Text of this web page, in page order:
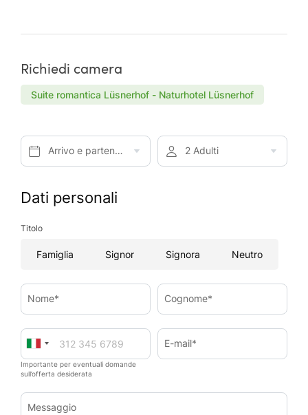
Richiedi camera
Suite romantica Lüsnerhof - Naturhotel Lüsnerhof
Arrivo e partenza* 2 Adulti
Dati personali
Titolo
Famiglia Signor Signora Neutro
Nome* Cognome*
Importante per eventuali domande
sull’offerta desiderata
E-mail*
Messaggio